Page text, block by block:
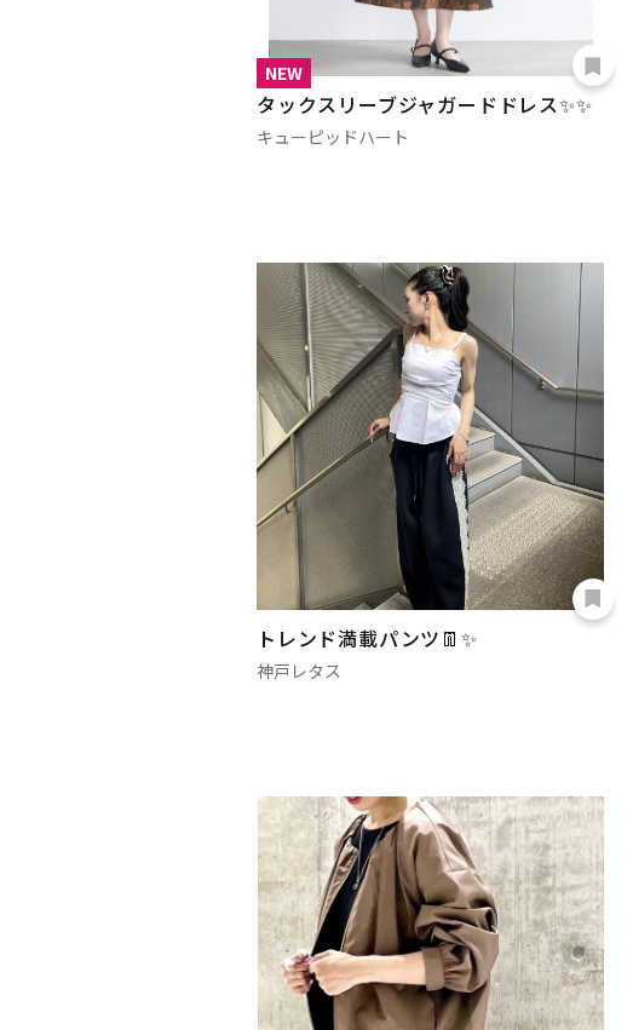
NEW
タックスリーブジャガードドレス✨✨
キューピッドハート
トレンド満載パンツ👖✨
神戸レタス